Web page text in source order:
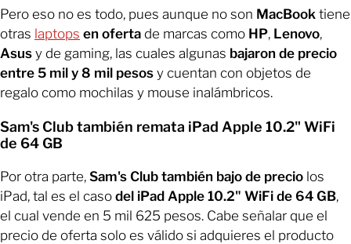
Pero eso no es todo, pues aunque no son MacBook tiene
otras laptops en oferta de marcas como HP, Lenovo,
Asus y de gaming, las cuales algunas bajaron de precio
entre 5 mil y 8 mil pesos y cuentan con objetos de
regalo como mochilas y mouse inalámbricos.
Sam's Club también remata iPad Apple 10.2" WiFi
de 64 GB
Por otra parte, Sam's Club también bajo de precio los
iPad, tal es el caso del iPad Apple 10.2" WiFi de 64 GB,
el cual vende en 5 mil 625 pesos. Cabe señalar que el
precio de oferta solo es válido si adquieres el producto